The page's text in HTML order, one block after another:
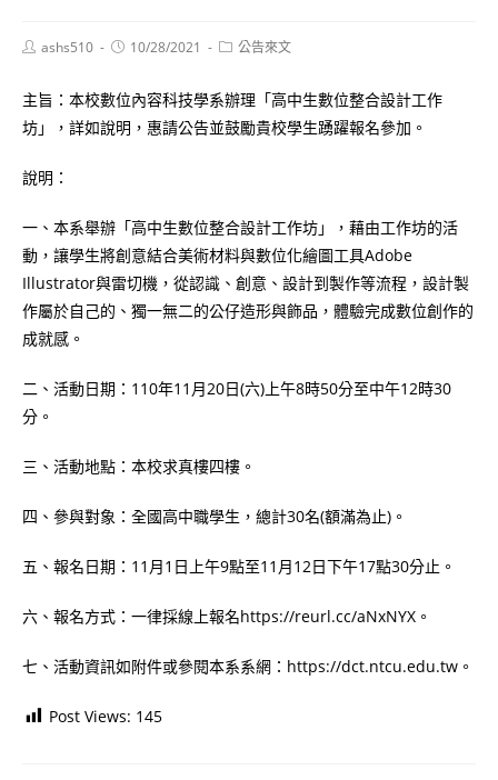
Postashs510
Post10/28/2021
Post公告來文
主旨：本校數位內容科技學系辦理「高中生數位整合設計工作
坊」，詳如說明，惠請公告並鼓勵貴校學生踴躍報名參加。
說明：
一、本系舉辦「高中生數位整合設計工作坊」，藉由工作坊的活
動，讓學生將創意結合美術材料與數位化繪圖工具Adobe
Illustrator與雷切機，從認識、創意、設計到製作等流程，設計製
作屬於自己的、獨一無二的公仔造形與飾品，體驗完成數位創作的
成就感。
二、活動日期：110年11月20日(六)上午8時50分至中午12時30
分。
三、活動地點：本校求真樓四樓。
四、參與對象：全國高中職學生，總計30名(額滿為止)。
五、報名日期：11月1日上午9點至11月12日下午17點30分止。
六、報名方式：一律採線上報名https://reurl.cc/aNxNYX。
七、活動資訊如附件或參閱本系系網：https://dct.ntcu.edu.tw。
Post Views: 145